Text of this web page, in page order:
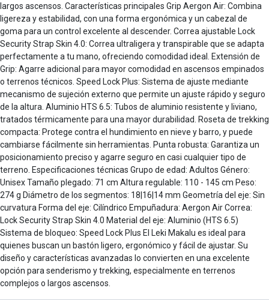
largos ascensos. Características principales Grip Aergon Air: Combina
ligereza y estabilidad, con una forma ergonómica y un cabezal de
goma para un control excelente al descender. Correa ajustable Lock
Security Strap Skin 4.0: Correa ultraligera y transpirable que se adapta
perfectamente a tu mano, ofreciendo comodidad ideal. Extensión de
Grip: Agarre adicional para mayor comodidad en ascensos empinados
o terrenos técnicos. Speed Lock Plus: Sistema de ajuste mediante
mecanismo de sujeción externo que permite un ajuste rápido y seguro
de la altura. Aluminio HTS 6.5: Tubos de aluminio resistente y liviano,
tratados térmicamente para una mayor durabilidad. Roseta de trekking
compacta: Protege contra el hundimiento en nieve y barro, y puede
cambiarse fácilmente sin herramientas. Punta robusta: Garantiza un
posicionamiento preciso y agarre seguro en casi cualquier tipo de
terreno. Especificaciones técnicas Grupo de edad: Adultos Género:
Unisex Tamaño plegado: 71 cm Altura regulable: 110 - 145 cm Peso:
274 g Diámetro de los segmentos: 18|16|14 mm Geometría del eje: Sin
curvatura Forma del eje: Cilíndrico Empuñadura: Aergon Air Correa:
Lock Security Strap Skin 4.0 Material del eje: Aluminio (HTS 6.5)
Sistema de bloqueo: Speed Lock Plus El Leki Makalu es ideal para
quienes buscan un bastón ligero, ergonómico y fácil de ajustar. Su
diseño y características avanzadas lo convierten en una excelente
opción para senderismo y trekking, especialmente en terrenos
complejos o largos ascensos.